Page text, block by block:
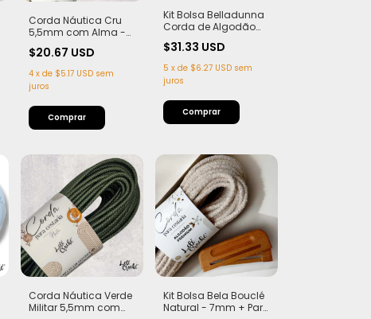
Corda Náutica Cru
5,5mm com Alma -
metros
$20.67 USD
4 x de $5.17 USD sem
juros
Kit Bolsa Belladunna
Corda de Algodão
Teca com imã
$31.33 USD
5 x de $6.27 USD sem
juros
Comprar
Corda Náutica Verde
Militar 5,5mm com
Kit Bolsa Bela Bouclé
Natural - 7mm + Par